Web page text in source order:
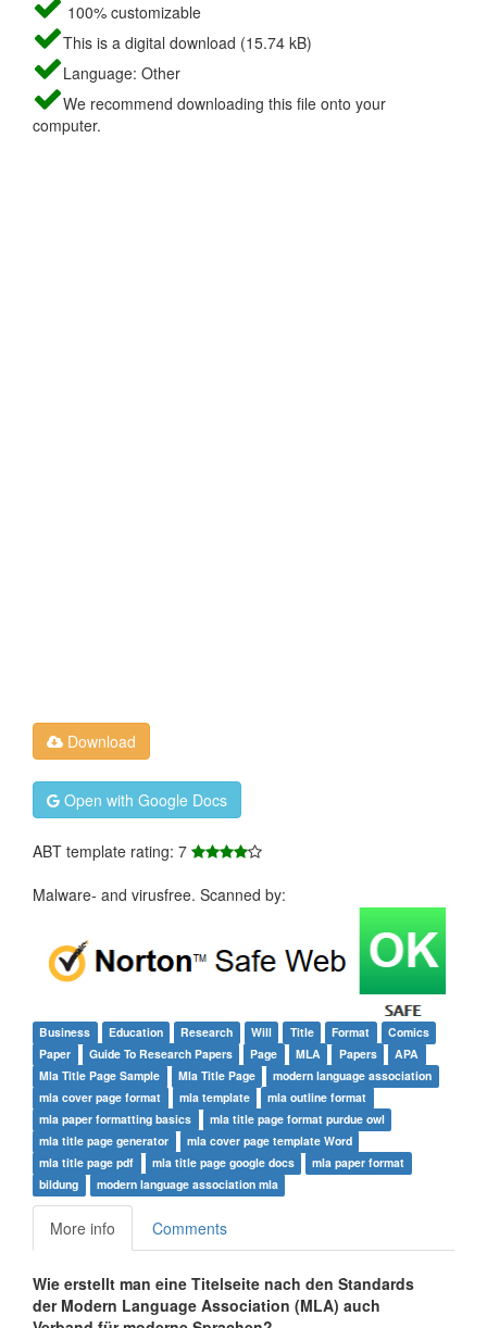
100% customizable
This is a digital download (15.74 kB)
Language: Other
We recommend downloading this file onto your
computer.
Download
Open with Google Docs
ABT template rating: 7
Malware- and virusfree. Scanned by:
Business Education Research Will Title Format
Comics
Paper
Guide To Research Papers Page MLA Papers
APA
Mla Title Page Sample
Mla Title Page
modern language association
mla cover page format
mla template
mla outline format
mla paper formatting basics
mla title page format purdue owl
mla title page generator
mla cover page template Word
mla title page pdf
mla title page google docs
mla paper format
bildung
modern language association mla
More info Comments
Wie erstellt man eine Titelseite nach den Standards
der Modern Language Association (MLA) auch